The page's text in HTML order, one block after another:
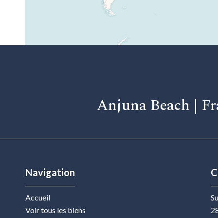
Anjuna Beach |
Navigation
Accueil
Voir tous les biens